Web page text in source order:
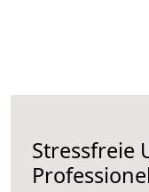
Stressfreie